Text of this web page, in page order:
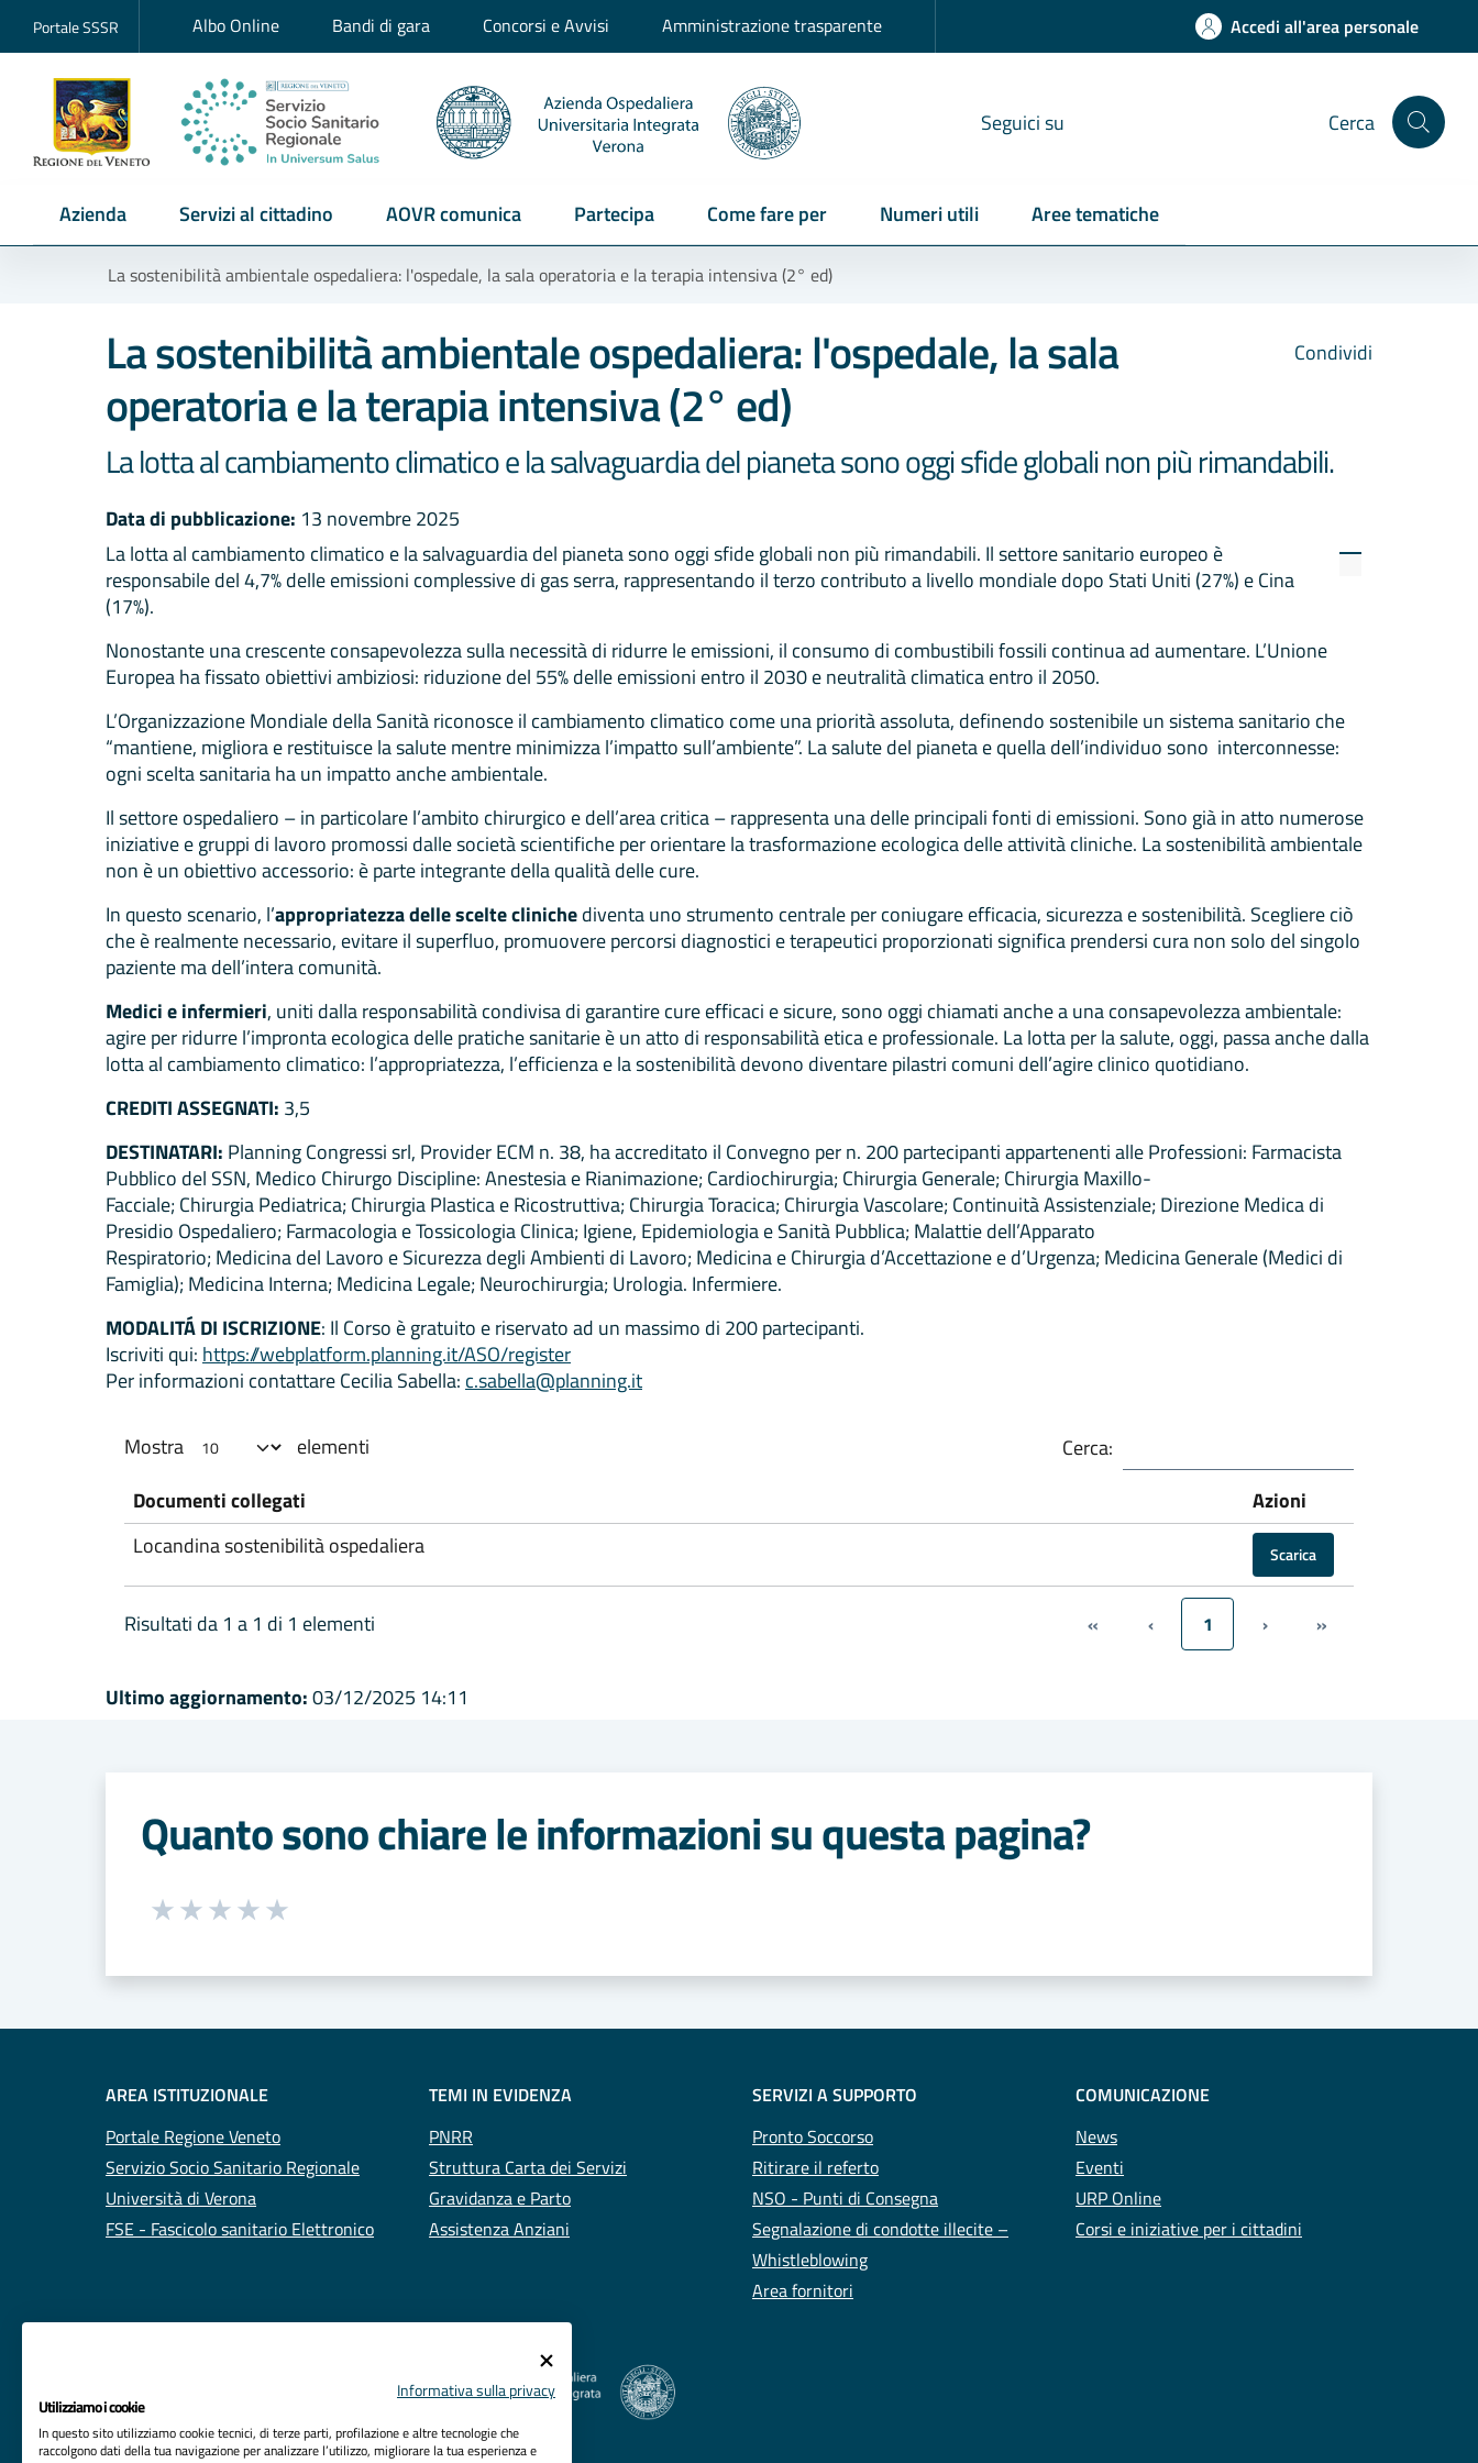
Portale SSSR Albo Online Bandi di gara Concorsi e Avvisi Amministrazione trasparente Accedi all'area personale
Seguici su Cerca
Azienda Servizi al cittadino AOVR comunica Partecipa Come fare per Numeri utili Aree tematiche
La sostenibilità ambientale ospedaliera: l'ospedale, la sala operatoria e la terapia intensiva (2° ed)
Condividi
La sostenibilità ambientale ospedaliera: l'ospedale, la sala
operatoria e la terapia intensiva (2° ed)
La lotta al cambiamento climatico e la salvaguardia del pianeta sono oggi sfide globali non più rimandabili.
Data di pubblicazione: 13 novembre 2025
La lotta al cambiamento climatico e la salvaguardia del pianeta sono oggi sfide globali non più rimandabili. Il settore sanitario europeo è
responsabile del 4,7% delle emissioni complessive di gas serra, rappresentando il terzo contributo a livello mondiale dopo Stati Uniti (27%) e Cina
(17%).
Nonostante una crescente consapevolezza sulla necessità di ridurre le emissioni, il consumo di combustibili fossili continua ad aumentare. L’Unione
Europea ha fissato obiettivi ambiziosi: riduzione del 55% delle emissioni entro il 2030 e neutralità climatica entro il 2050.
L’Organizzazione Mondiale della Sanità riconosce il cambiamento climatico come una priorità assoluta, definendo sostenibile un sistema sanitario che
“mantiene, migliora e restituisce la salute mentre minimizza l’impatto sull’ambiente”. La salute del pianeta e quella dell’individuo sono interconnesse:
ogni scelta sanitaria ha un impatto anche ambientale.
Il settore ospedaliero – in particolare l’ambito chirurgico e dell’area critica – rappresenta una delle principali fonti di emissioni. Sono già in atto numerose
iniziative e gruppi di lavoro promossi dalle società scientifiche per orientare la trasformazione ecologica delle attività cliniche. La sostenibilità ambientale
non è un obiettivo accessorio: è parte integrante della qualità delle cure.
In questo scenario, l’appropriatezza delle scelte clinichediventa uno strumento centrale per coniugare efficacia, sicurezza e sostenibilità. Scegliere ciò
che è realmente necessario, evitare il superfluo, promuovere percorsi diagnostici e terapeutici proporzionati significa prendersi cura non solo del singolo
paziente ma dell’intera comunità.
Medici e infermieri, uniti dalla responsabilità condivisa di garantire cure efficaci e sicure, sono oggi chiamati anche a una consapevolezza ambientale:
agire per ridurre l’impronta ecologica delle pratiche sanitarie è un atto di responsabilità etica e professionale. La lotta per la salute, oggi, passa anche dalla
lotta al cambiamento climatico: l’appropriatezza, l’efficienza e la sostenibilità devono diventare pilastri comuni dell’agire clinico quotidiano.
CREDITI ASSEGNATI: 3,5
DESTINATARI: Planning Congressi srl, Provider ECM n. 38, ha accreditato il Convegno per n. 200 partecipanti appartenenti alle Professioni: Farmacista
Pubblico del SSN, Medico Chirurgo Discipline: Anestesia e Rianimazione; Cardiochirurgia; Chirurgia Generale; Chirurgia Maxillo-
Facciale; Chirurgia Pediatrica; Chirurgia Plastica e Ricostruttiva; Chirurgia Toracica; Chirurgia Vascolare; Continuità Assistenziale; Direzione Medica di
Presidio Ospedaliero; Farmacologia e Tossicologia Clinica; Igiene, Epidemiologia e Sanità Pubblica; Malattie dell’Apparato
Respiratorio; Medicina del Lavoro e Sicurezza degli Ambienti di Lavoro; Medicina e Chirurgia d’Accettazione e d’Urgenza; Medicina Generale (Medici di
Famiglia); Medicina Interna; Medicina Legale; Neurochirurgia; Urologia. Infermiere.
MODALITÁ DI ISCRIZIONE: Il Corso è gratuito e riservato ad un massimo di 200 partecipanti.
Iscriviti qui: https://webplatform.planning.it/ASO/register
Per informazioni contattare Cecilia Sabella: c.sabella@planning.it
Mostra elementi
Cerca:
Documenti collegati
Azioni
Locandina sostenibilità ospedaliera
Scarica
Risultati da 1 a 1 di 1 elementi « ‹ 1 › »
Ultimo aggiornamento:03/12/2025 14:11
Quanto sono chiare le informazioni su questa pagina?
Seleziona una valutazione da 1 a 5 stelle
AREA ISTITUZIONALE
Portale Regione Veneto
Servizio Socio Sanitario Regionale
Università di Verona
FSE - Fascicolo sanitario Elettronico
TEMI IN EVIDENZA
PNRR
Struttura Carta dei Servizi
Gravidanza e Parto
Assistenza Anziani
SERVIZI A SUPPORTO
Pronto Soccorso
Ritirare il referto
NSO - Punti di Consegna
Segnalazione di condotte illecite –
Whistleblowing
Area fornitori
COMUNICAZIONE
News
Eventi
URP Online
Corsi e iniziative per i cittadini
Informativa sulla privacy
Utilizziamo i cookie
In questo sito utilizziamo cookie tecnici, di terze parti, profilazione e altre tecnologie che
raccolgono dati della tua navigazione per analizzare l’utilizzo, migliorare la tua esperienza e